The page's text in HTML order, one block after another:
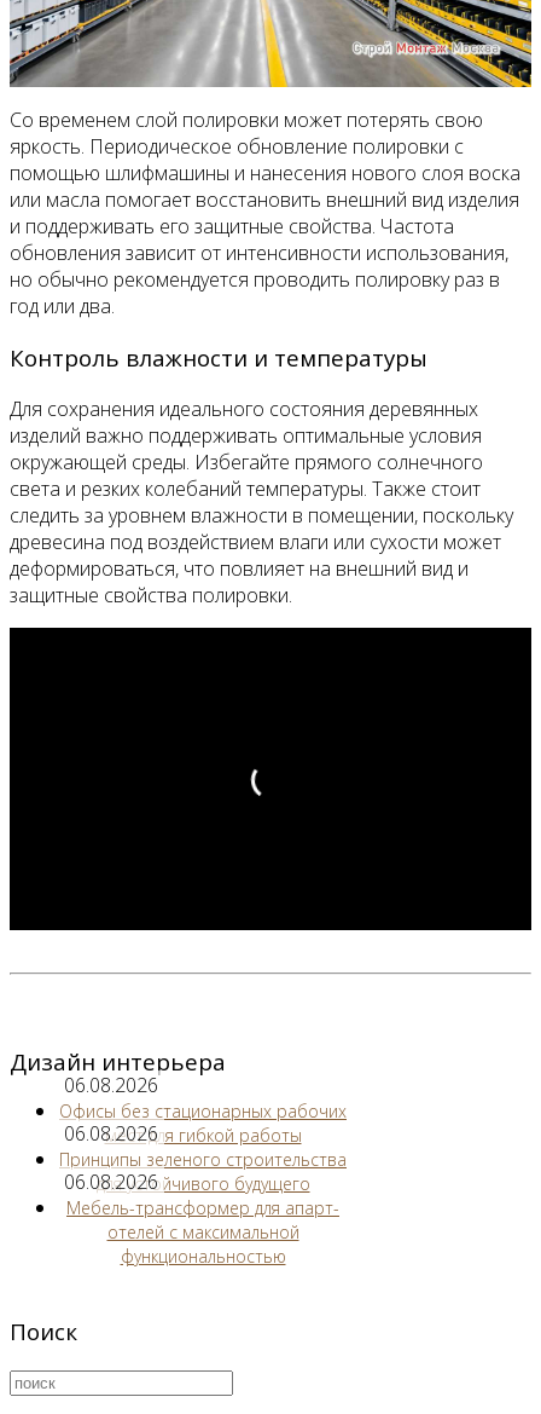
Со временем слой полировки может потерять свою
яркость. Периодическое обновление полировки с
помощью шлифмашины и нанесения нового слоя воска
или масла помогает восстановить внешний вид изделия
и поддерживать его защитные свойства. Частота
обновления зависит от интенсивности использования,
но обычно рекомендуется проводить полировку раз в
год или два.
Контроль влажности и температуры
Для сохранения идеального состояния деревянных
изделий важно поддерживать оптимальные условия
окружающей среды. Избегайте прямого солнечного
света и резких колебаний температуры. Также стоит
следить за уровнем влажности в помещении, поскольку
древесина под воздействием влаги или сухости может
деформироваться, что повлияет на внешний вид и
защитные свойства полировки.
Дизайн интерьера
06.08.2026
Офисы без стационарных рабочих
мест для гибкой работы
06.08.2026
Принципы зеленого строительства
для устойчивого будущего
06.08.2026
Мебель-трансформер для апарт-
отелей с максимальной
функциональностью
Поиск